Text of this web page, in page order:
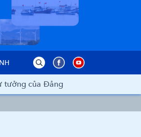
THUẬN
tưởng của Đảng